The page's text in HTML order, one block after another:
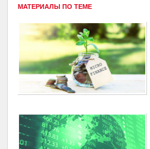
МАТЕРИАЛЫ ПО ТЕМЕ